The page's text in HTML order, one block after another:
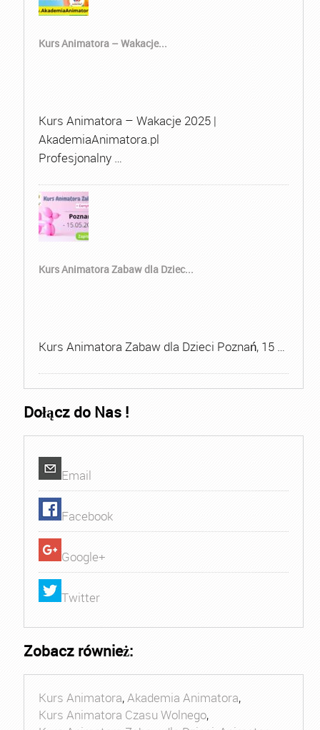
Kurs Animatora – Wakacje...
Kurs Animatora – Wakacje 2025 |
AkademiaAnimatora.pl
Profesjonalny …
Kurs Animatora Zabaw dla Dziec...
Kurs Animatora Zabaw dla Dzieci Poznań, 15 …
Dołącz do Nas !
Email
Facebook
Google+
Twitter
Zobacz również:
Kurs Animatora,Akademia Animatora,
Kurs Animatora Czasu Wolnego,